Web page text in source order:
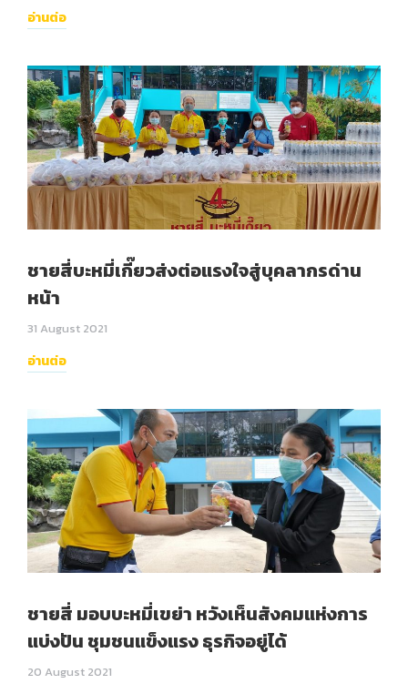
อ่านต่อ
ชายสี่บะหมี่เกี๊ยวส่งต่อแรงใจสู่บุคลากรด่าน
หน้า
31 August 2021
อ่านต่อ
ชายสี่ มอบบะหมี่เขย่า หวังเห็นสังคมแห่งการ
แบ่งปัน ชุมชนแข็งแรง ธุรกิจอยู่ได้
20 August 2021